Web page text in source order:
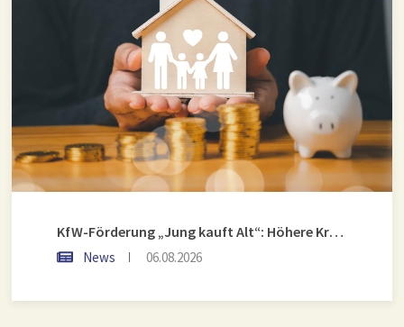
KfW-Förderung „Jung kauft Alt“: Höhere Kredite ab August 2026
News 06.08.2026